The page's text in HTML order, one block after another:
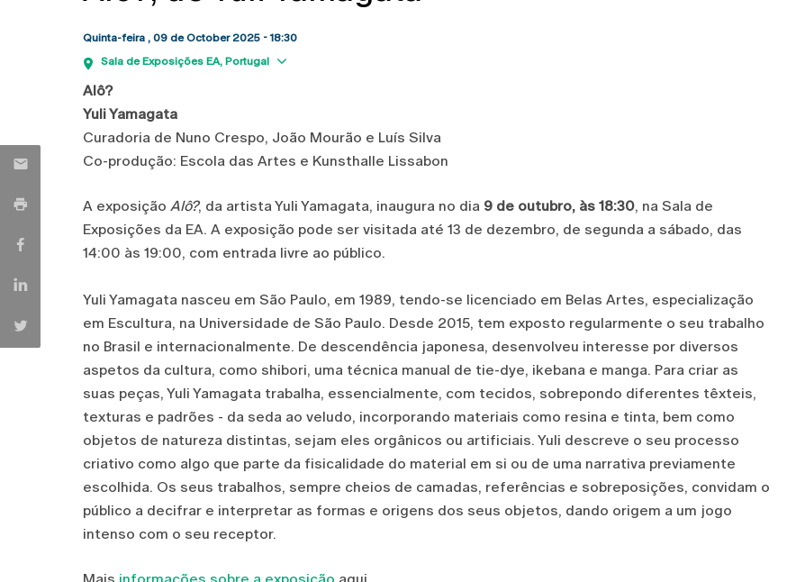
Quinta-feira , 09 de October 2025 - 18:30
Sala de Exposições EA Portugal
Alô?
Yuli Yamagata
Curadoria de Nuno Crespo, João Mourão e Luís Silva
Co-produção: Escola das Artes e Kunsthalle Lissabon
A exposição Alô?, da artista Yuli Yamagata, inaugura no dia 9 de outubro, às 18:30, na Sala de
Exposições da EA. A exposição pode ser visitada até 13 de dezembro, de segunda a sábado, das
14:00 às 19:00, com entrada livre ao público.
Yuli Yamagata nasceu em São Paulo, em 1989, tendo-se licenciado em Belas Artes, especialização
em Escultura, na Universidade de São Paulo. Desde 2015, tem exposto regularmente o seu trabalho
no Brasil e internacionalmente. De descendência japonesa, desenvolveu interesse por diversos
aspetos da cultura, como shibori, uma técnica manual de tie-dye, ikebana e manga. Para criar as
suas peças, Yuli Yamagata trabalha, essencialmente, com tecidos, sobrepondo diferentes têxteis,
texturas e padrões - da seda ao veludo, incorporando materiais como resina e tinta, bem como
objetos de natureza distintas, sejam eles orgânicos ou artificiais. Yuli descreve o seu processo
criativo como algo que parte da fisicalidade do material em si ou de uma narrativa previamente
escolhida. Os seus trabalhos, sempre cheios de camadas, referências e sobreposições, convidam o
público a decifrar e interpretar as formas e origens dos seus objetos, dando origem a um jogo
intenso com o seu receptor.